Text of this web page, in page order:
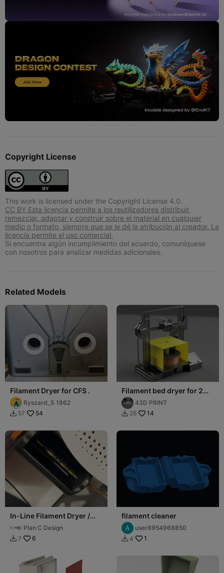
Copyright License
This work is licensed under the Copyright License 4.0.
CC BY Esta licencia permite a los reutilizadores distribuir,
remezclar, adaptar y construir sobre el material en cualquier
medio o formato, siempre que se le dé la atribución al creador. La
licencia permite el uso comercial.
Si encuentra algún incumplimiento del acuerdo, comuníquese
con nosotros para analizar medidas adicionales.
Related Models
Filament Dryer for CFS .
Ryszard_S 1962
 57 54
Filament bed dryer for 2
spools43D PRINT
 26 14
In-Line Filament Dryer /
Cleaner for 1.75mm
filamentPlan C Design
 7 6
filament cleaner
user8954968850
 4 1